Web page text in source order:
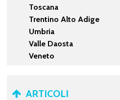
Toscana
Trentino Alto Adige
Umbria
Valle Daosta
Veneto
ARTICOLI